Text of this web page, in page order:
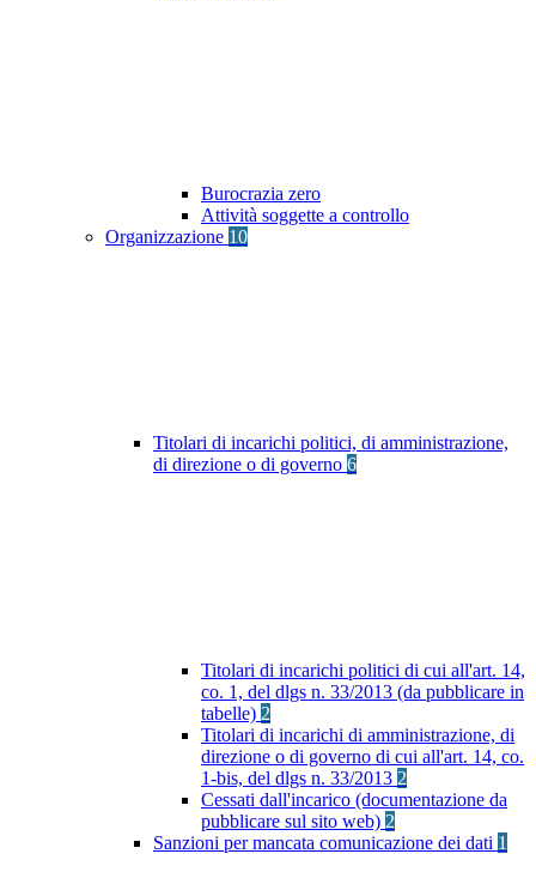
Burocrazia zero
Attività soggette a controllo
Organizzazione 10
Titolari di incarichi politici, di amministrazione,
di direzione o di governo 6
Titolari di incarichi politici di cui all'art. 14,
co. 1, del dlgs n. 33/2013 (da pubblicare in
tabelle) 2
Titolari di incarichi di amministrazione, di
direzione o di governo di cui all'art. 14, co.
1-bis, del dlgs n. 33/2013 2
Cessati dall'incarico (documentazione da
pubblicare sul sito web) 2
Sanzioni per mancata comunicazione dei dati 1